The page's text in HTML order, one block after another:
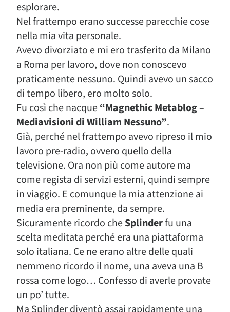
esplorare.
Nel frattempo erano successe parecchie cose
nella mia vita personale.
Avevo divorziato e mi ero trasferito da Milano
a Roma per lavoro, dove non conoscevo
praticamente nessuno. Quindi avevo un sacco
di tempo libero, ero molto solo.
Fu così che nacque“Magnethic Metablog –
Mediavisioni di William Nessuno”.
Già, perché nel frattempo avevo ripreso il mio
lavoro pre-radio, ovvero quello della
televisione. Ora non più come autore ma
come regista di servizi esterni, quindi sempre
in viaggio. E comunque la mia attenzione ai
media era preminente, da sempre.
Sicuramente ricordo cheSplinderfu una
scelta meditata perché era una piattaforma
solo italiana. Ce ne erano altre delle quali
nemmeno ricordo il nome, una aveva una B
rossa come logo… Confesso di averle provate
un po’ tutte.